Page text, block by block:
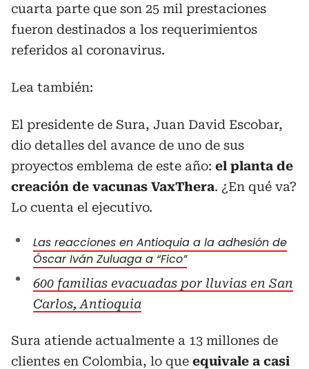
cuarta parte que son 25 mil prestaciones
fueron destinados a los requerimientos
referidos al coronavirus.
Lea también:
El presidente de Sura, Juan David Escobar,
dio detalles del avance de uno de sus
proyectos emblema de este año: el planta de
creación de vacunas VaxThera. ¿En qué va?
Lo cuenta el ejecutivo.
Las reacciones en Antioquia a la adhesión de
Óscar Iván Zuluaga a “Fico”
600 familias evacuadas por lluvias en San
Carlos, Antioquia
Sura atiende actualmente a 13 millones de
clientes en Colombia, lo que equivale a casi